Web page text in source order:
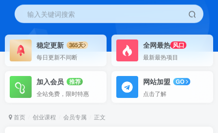
输入关键词搜索
稳定更新
365天
每日更新不间断
全网最热 风口
最新最热项目
加入会员
推荐
全站免费，限时特惠
网站加盟
GO
点击了解
首页 创业课程 会员专属 正文